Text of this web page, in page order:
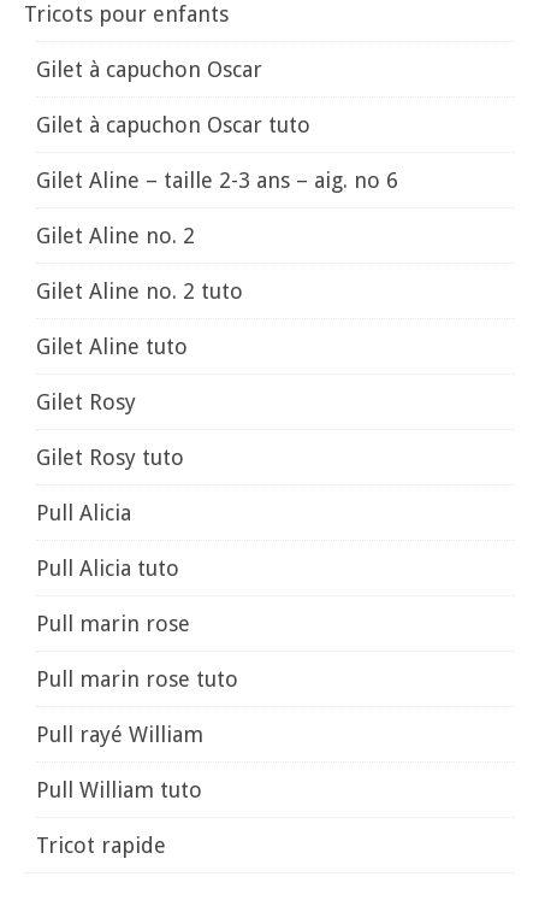
Tricots pour enfants
Gilet à capuchon Oscar
Gilet à capuchon Oscar tuto
Gilet Aline – taille 2-3 ans – aig. no 6
Gilet Aline no. 2
Gilet Aline no. 2 tuto
Gilet Aline tuto
Gilet Rosy
Gilet Rosy tuto
Pull Alicia
Pull Alicia tuto
Pull marin rose
Pull marin rose tuto
Pull rayé William
Pull William tuto
Tricot rapide